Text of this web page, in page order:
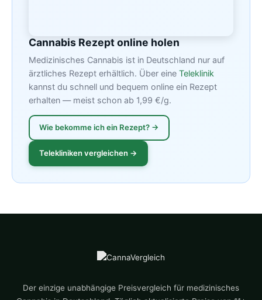
Cannabis Rezept online holen
Medizinisches Cannabis ist in Deutschland nur auf
ärztliches Rezept erhältlich. Über eine Teleklinik
kannst du schnell und bequem online ein Rezept
erhalten — meist schon ab 1,99 €/g.
Wie bekomme ich ein Rezept? →
Telekliniken vergleichen →
Der einzige unabhängige Preisvergleich für medizinisches